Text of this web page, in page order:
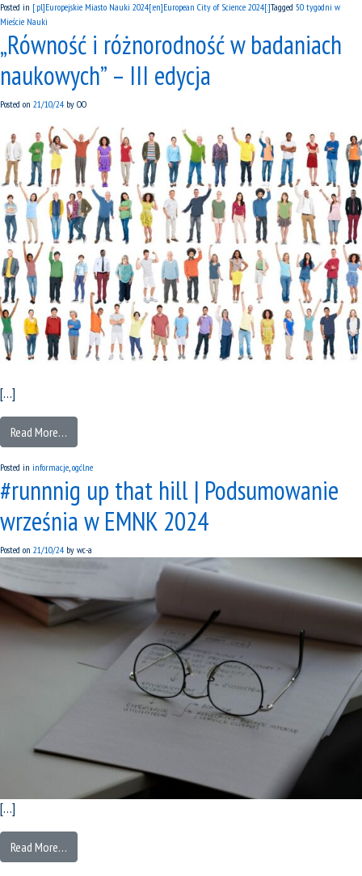
Posted in [:pl]Europejskie Miasto Nauki 2024[:en]European City of Science 2024[:]Tagged 50 tygodni w
Mieście Nauki
„Równość i różnorodność w badaniach
naukowych” – III edycja
Posted on 21/10/24 by OO
[…]
Read More…
Posted in informacje,ogólne
#runnnig up that hill | Podsumowanie
września w EMNK 2024
Posted on 21/10/24 by wc-a
[…]
Read More…